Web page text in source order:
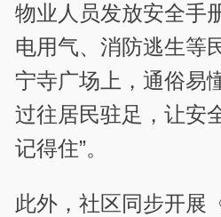
物业人员发放安全手
电用气、消防逃生等
宁寺广场上，通俗易
过往居民驻足，让安
记得住”。
此外，社区同步开展